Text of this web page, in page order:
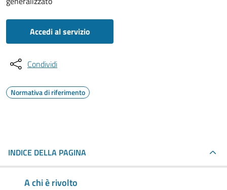
Accedi al servizio
Condividi
Normativa di riferimento
INDICE DELLA PAGINA
A chi è rivolto